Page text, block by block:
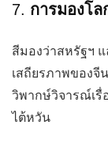
7. การมองโ
สีมองว่าสหรัฐฯ
เสถียรภาพของ
วิพากษ์วิจารณ์เรื่
ไต้หวัน